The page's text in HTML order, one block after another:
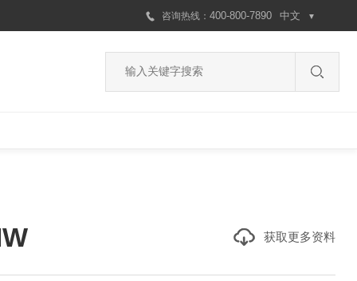
中文 ▼
咨询热线 ： 400-800-7890
获取更多资料